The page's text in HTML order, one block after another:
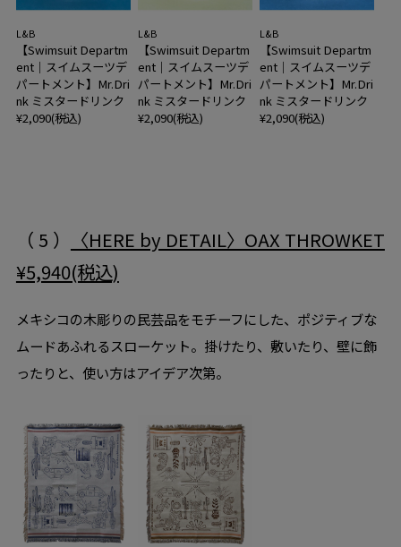
L&B
【Swimsuit Departm
ent｜スイムスーツデ
パートメント】Mr.Dri
nk ミスタードリンク
¥2,090(税込)
L&B
【Swimsuit Departm
ent｜スイムスーツデ
パートメント】Mr.Dri
nk ミスタードリンク
¥2,090(税込)
L&B
【Swimsuit Departm
ent｜スイムスーツデ
パートメント】Mr.Dri
nk ミスタードリンク
¥2,090(税込)
（ 5 ）
〈HERE by DETAIL〉OAX THROWKET
¥5,940(税込)
メキシコの木彫りの民芸品をモチーフにした、ポジティブな
ムードあふれるスローケット。掛けたり、敷いたり、壁に飾
ったりと、使い方はアイデア次第。